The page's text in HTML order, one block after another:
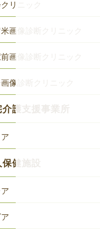
リニック
画像診断クリニック
画像診断クリニック
像診断クリニック
護支援事業所
健施設